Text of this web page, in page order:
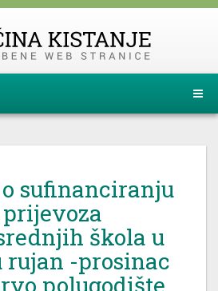
o sufinanciranju
škola u
rujan -prosinac
polugodište